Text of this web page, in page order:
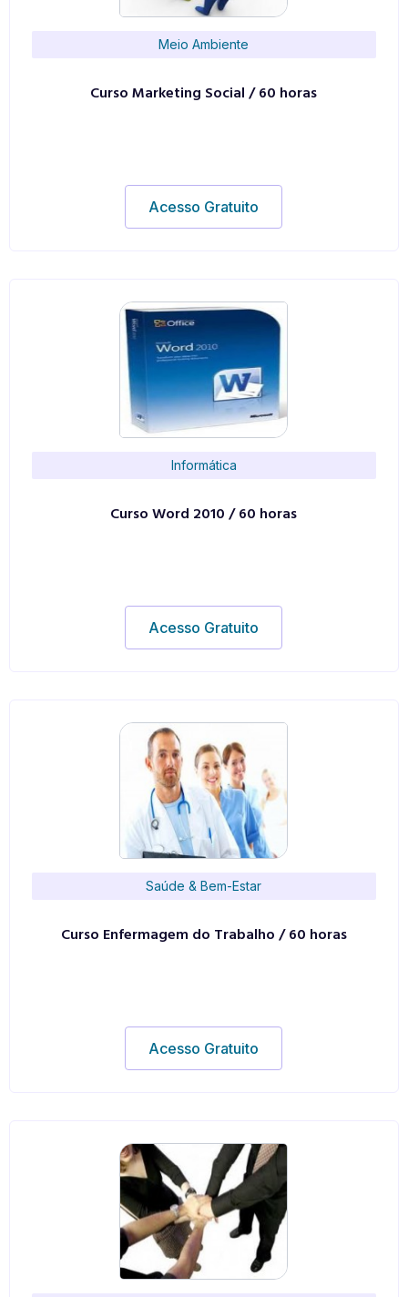
Meio Ambiente
Curso Marketing Social / 60 horas
Acesso Gratuito
Informática
Curso Word 2010 / 60 horas
Acesso Gratuito
Saúde & Bem-Estar
Curso Enfermagem do Trabalho / 60 horas
Acesso Gratuito